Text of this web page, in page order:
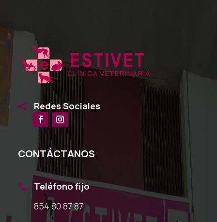
 Redes Sociales
CONTÁCTANOS

Teléfono fijo
854 80 87 87